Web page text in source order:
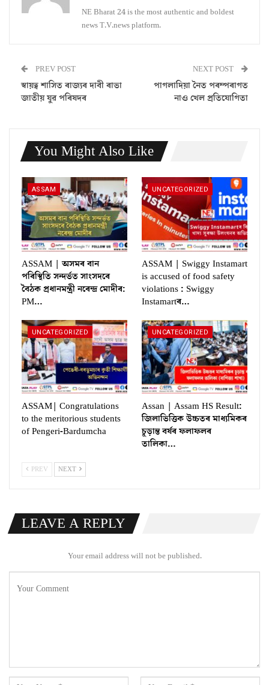
NE Bharat 24 is the most authentic and boldest
news T.V.news platform.
PREV POST
স্বায়ত্ব শাসিত ৰাজ্যৰ দাবী ৰাভা
জাতীয় যুৱ পৰিষদৰ
NEXT POST
পাগলাদিয়া নৈত পৰম্পৰাগত
নাও খেল প্ৰতিযোগিতা
You Might Also Like
ASSAM
ASSAM | অসমৰ বান
পৰিস্থিতি সন্দৰ্ভত সাংসদৰে
বৈঠক প্ৰধানমন্ত্ৰী নৰেন্দ্ৰ মোদীৰ:
PM…
UNCATEGORIZED
ASSAM | Swiggy Instamart
is accused of food safety
violations : Swiggy
Instamartৰ…
UNCATEGORIZED
ASSAM| Congratulations
to the meritorious students
of Pengeri-Bardumcha
UNCATEGORIZED
Assan | Assam HS Result:
জিলাভিত্তিক উচ্চতৰ মাধ্যমিকৰ
চূড়ান্ত বৰ্ষৰ ফলাফলৰ
তালিকা…
PREV NEXT
LEAVE A REPLY
Your email address will not be published.